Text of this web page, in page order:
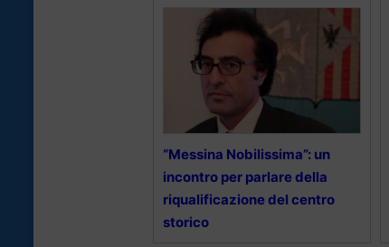
“Messina Nobilissima”: un
incontro per parlare della
riqualificazione del centro
storico